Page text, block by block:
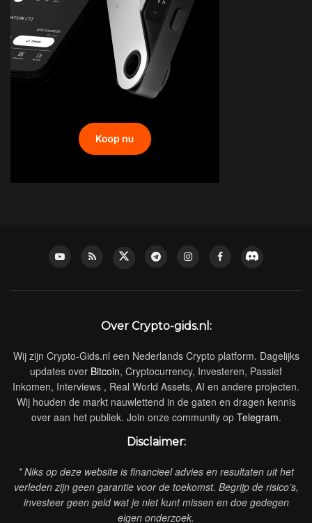
Over Crypto-gids.nl:
Wij zijn Crypto-Gids.nl een Nederlands Crypto platform. Dagelijks
updates over Bitcoin, Cryptocurrency, Investeren, Passief
Inkomen, Interviews , Real World Assets, AI en andere projecten.
Wij houden de markt nauwlettend in de gaten en dragen kennis
over aan het publiek. Join onze community op Telegram.
Disclaimer:
* Niks op deze website is financieel advies en resultaten uit het
verleden zijn geen garantie voor de toekomst. Begrijp de risico’s,
investeer geen geld wat je niet kunt missen en doe gedegen
eigen onderzoek.